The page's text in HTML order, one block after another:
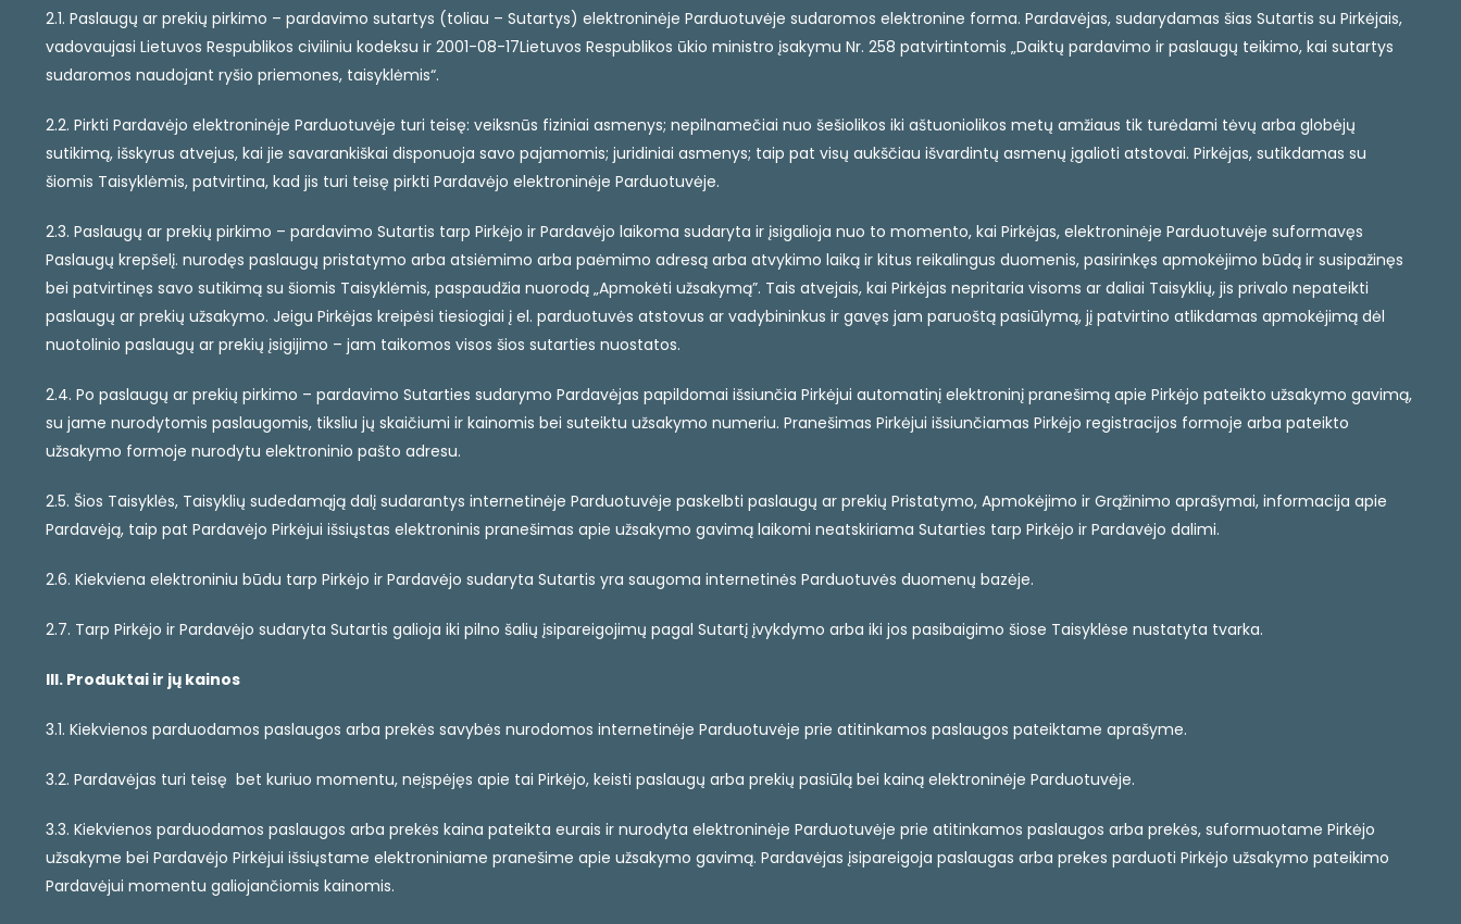
2.1. Paslaugų ar prekių pirkimo – pardavimo sutartys (toliau – Sutartys) elektroninėje Parduotuvėje sudaromos elektronine forma. Pardavėjas, sudarydamas šias Sutartis su Pirkėjais,
vadovaujasi Lietuvos Respublikos civiliniu kodeksu ir 2001-08-17Lietuvos Respublikos ūkio ministro įsakymu Nr. 258 patvirtintomis „Daiktų pardavimo ir paslaugų teikimo, kai sutartys
sudaromos naudojant ryšio priemones, taisyklėmis“.
2.2. Pirkti Pardavėjo elektroninėje Parduotuvėje turi teisę: veiksnūs fiziniai asmenys; nepilnamečiai nuo šešiolikos iki aštuoniolikos metų amžiaus tik turėdami tėvų arba globėjų
sutikimą, išskyrus atvejus, kai jie savarankiškai disponuoja savo pajamomis; juridiniai asmenys; taip pat visų aukščiau išvardintų asmenų įgalioti atstovai. Pirkėjas, sutikdamas su
šiomis Taisyklėmis, patvirtina, kad jis turi teisę pirkti Pardavėjo elektroninėje Parduotuvėje.
2.3. Paslaugų ar prekių pirkimo – pardavimo Sutartis tarp Pirkėjo ir Pardavėjo laikoma sudaryta ir įsigalioja nuo to momento, kai Pirkėjas, elektroninėje Parduotuvėje suformavęs
Paslaugų krepšelį. nurodęs paslaugų pristatymo arba atsiėmimo arba paėmimo adresą arba atvykimo laiką ir kitus reikalingus duomenis, pasirinkęs apmokėjimo būdą ir susipažinęs
bei patvirtinęs savo sutikimą su šiomis Taisyklėmis, paspaudžia nuorodą „Apmokėti užsakymą”. Tais atvejais, kai Pirkėjas nepritaria visoms ar daliai Taisyklių, jis privalo nepateikti
paslaugų ar prekių užsakymo. Jeigu Pirkėjas kreipėsi tiesiogiai į el. parduotuvės atstovus ar vadybininkus ir gavęs jam paruoštą pasiūlymą, jį patvirtino atlikdamas apmokėjimą dėl
nuotolinio paslaugų ar prekių įsigijimo – jam taikomos visos šios sutarties nuostatos.
2.4. Po paslaugų ar prekių pirkimo – pardavimo Sutarties sudarymo Pardavėjas papildomai išsiunčia Pirkėjui automatinį elektroninį pranešimą apie Pirkėjo pateikto užsakymo gavimą,
su jame nurodytomis paslaugomis, tiksliu jų skaičiumi ir kainomis bei suteiktu užsakymo numeriu. Pranešimas Pirkėjui išsiunčiamas Pirkėjo registracijos formoje arba pateikto
užsakymo formoje nurodytu elektroninio pašto adresu.
2.5. Šios Taisyklės, Taisyklių sudedamąją dalį sudarantys internetinėje Parduotuvėje paskelbti paslaugų ar prekių Pristatymo, Apmokėjimo ir Grąžinimo aprašymai, informacija apie
Pardavėją, taip pat Pardavėjo Pirkėjui išsiųstas elektroninis pranešimas apie užsakymo gavimą laikomi neatskiriama Sutarties tarp Pirkėjo ir Pardavėjo dalimi.
2.6. Kiekviena elektroniniu būdu tarp Pirkėjo ir Pardavėjo sudaryta Sutartis yra saugoma internetinės Parduotuvės duomenų bazėje.
2.7. Tarp Pirkėjo ir Pardavėjo sudaryta Sutartis galioja iki pilno šalių įsipareigojimų pagal Sutartį įvykdymo arba iki jos pasibaigimo šiose Taisyklėse nustatyta tvarka.
III. Produktai ir jų kainos
3.1. Kiekvienos parduodamos paslaugos arba prekės savybės nurodomos internetinėje Parduotuvėje prie atitinkamos paslaugos pateiktame aprašyme.
3.2. Pardavėjas turi teisę bet kuriuo momentu, neįspėjęs apie tai Pirkėjo, keisti paslaugų arba prekių pasiūlą bei kainą elektroninėje Parduotuvėje.
3.3. Kiekvienos parduodamos paslaugos arba prekės kaina pateikta eurais ir nurodyta elektroninėje Parduotuvėje prie atitinkamos paslaugos arba prekės, suformuotame Pirkėjo
užsakyme bei Pardavėjo Pirkėjui išsiųstame elektroniniame pranešime apie užsakymo gavimą. Pardavėjas įsipareigoja paslaugas arba prekes parduoti Pirkėjo užsakymo pateikimo
Pardavėjui momentu galiojančiomis kainomis.